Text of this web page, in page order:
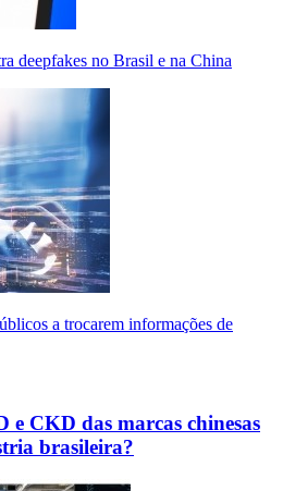
deepfakes no Brasil e na China
a trocarem informações de
e CKD das marcas chinesas
brasileira?